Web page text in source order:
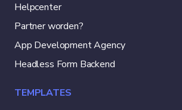
Helpcenter
Partner worden?
App Development Agency
Headless Form Backend
TEMPLATES